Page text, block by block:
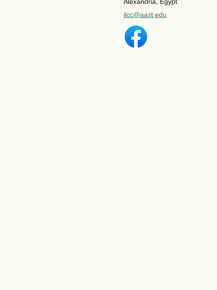
Alexandria, Egypt
ilcc@aast.edu